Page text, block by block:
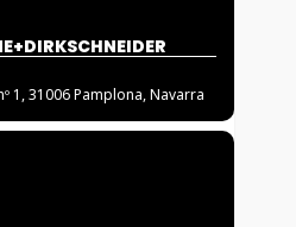
1, 31006 Pamplona, Navarra